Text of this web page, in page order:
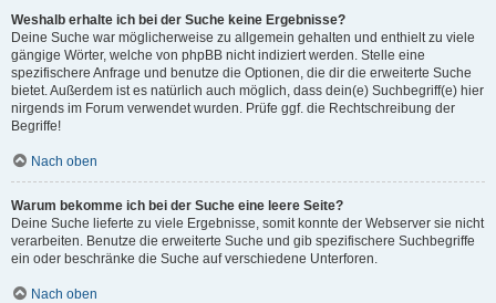
Weshalb erhalte ich bei der Suche keine Ergebnisse?
Deine Suche war möglicherweise zu allgemein gehalten und enthielt zu viele
gängige Wörter, welche von phpBB nicht indiziert werden. Stelle eine
spezifischere Anfrage und benutze die Optionen, die dir die erweiterte Suche
bietet. Außerdem ist es natürlich auch möglich, dass dein(e) Suchbegriff(e) hier
nirgends im Forum verwendet wurden. Prüfe ggf. die Rechtschreibung der
Begriffe!
Nach oben
Warum bekomme ich bei der Suche eine leere Seite?
Deine Suche lieferte zu viele Ergebnisse, somit konnte der Webserver sie nicht
verarbeiten. Benutze die erweiterte Suche und gib spezifischere Suchbegriffe
ein oder beschränke die Suche auf verschiedene Unterforen.
Nach oben